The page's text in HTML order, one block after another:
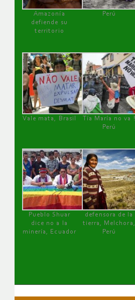
Amazonía
defiende su
territorio
Perú
Vale mata, Brasil
Tía María no va !
Perú
Pueblo Shuar
dice no a la
minería, Ecuador
defensora de la
tierra, Melchora,
Perú